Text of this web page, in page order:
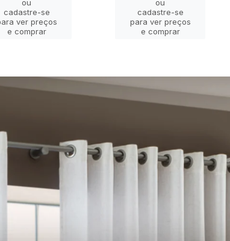
ou
cadastre-se
ver preços
e comprar
ou
cadastre-se
para ver preços
e comprar